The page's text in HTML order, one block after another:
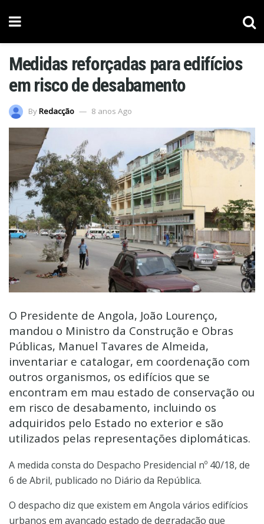
Medidas reforçadas para edifícios
em risco de desabamento
ByRedacção 8 anos Ago
O Presidente de Angola, João Lourenço,
mandou o Ministro da Construção e Obras
Públicas, Manuel Tavares de Almeida,
inventariar e catalogar, em coordenação com
outros organismos, os edifícios que se
encontram em mau estado de conservação ou
em risco de desabamento, incluindo os
adquiridos pelo Estado no exterior e são
utilizados pelas representações diplomáticas.
A medida consta do Despacho Presidencial nº 40/18, de
6 de Abril, publicado no Diário da República.
O despacho diz que existem em Angola vários edifícios
urbanos em avançado estado de degradação que